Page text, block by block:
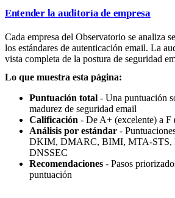
Entender la auditoría de empresa
Cada empresa del Observatorio se analiza
los estándares de autenticación email. La
vista completa de la postura de seguridad
Lo que muestra esta página:
Puntuación total - Una puntuación
madurez de seguridad email
Calificación - De A+ (excelente) a F
Análisis por estándar -
DKIM, DMARC, BIMI, MTA-STS,
DNSSEC
Recomendaciones - Pasos
puntuación